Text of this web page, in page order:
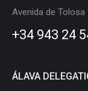
windowwindow
in
Avenida de Tolosa
+34 943 24
ÁLAVA